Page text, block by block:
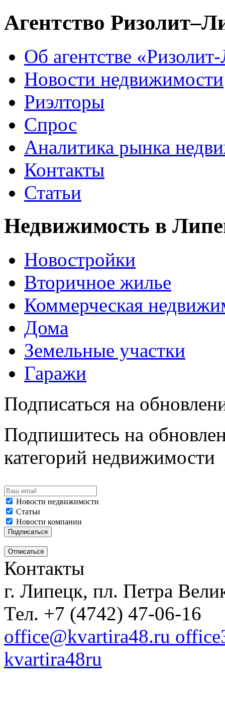
Агентство
Об агентстве
Новости недвижимости
Риэлторы
Спрос
Аналитика рынка
Контакты
Статьи
Недвижимость в
Новостройки
Вторичное жилье
Коммерческая
Дома
Земельные участки
Гаражи
Подписаться на
Подпишитесь на
категорий недвижимости
Новости недвижимости
Статьи
Новости компании
Контакты
г. Липецк, пл. Петра
Тел. +7 (4742) 47-06-16
office@kvartira48.ru
kvartira48ru